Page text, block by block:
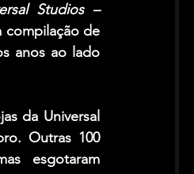
Studios –
compilação de
anos ao lado
da Universal
Outras 100
esgotaram